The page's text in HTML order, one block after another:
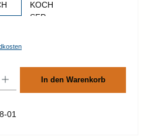
In den Warenkorb
01